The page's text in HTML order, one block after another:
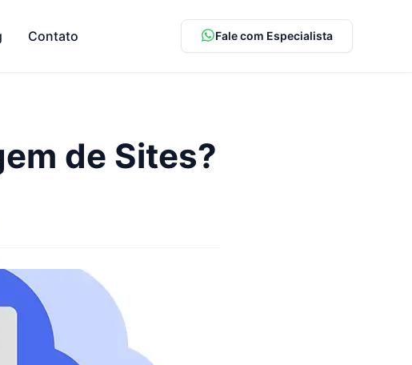
Contato Fale com Especialista
de Sites?